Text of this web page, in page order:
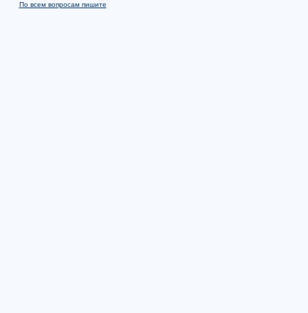
По всем вопросам пишите